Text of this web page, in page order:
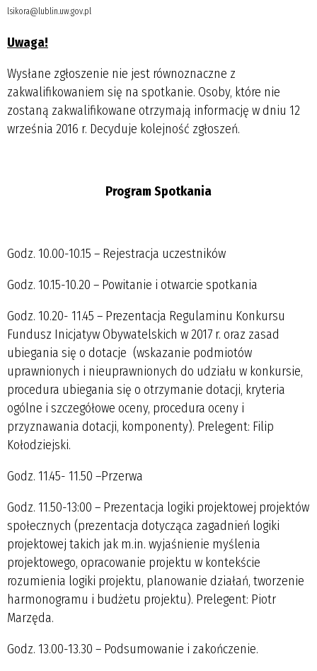
lsikora@lublin.uw.gov.pl
Uwaga!
Wysłane zgłoszenie nie jest równoznaczne z
zakwalifikowaniem się na spotkanie. Osoby, które nie
zostaną zakwalifikowane otrzymają informację w dniu 12
września 2016 r. Decyduje kolejność zgłoszeń.
Program Spotkania
Godz. 10.00-10.15 – Rejestracja uczestników
Godz. 10.15-10.20 – Powitanie i otwarcie spotkania
Godz. 10.20- 11.45 – Prezentacja Regulaminu Konkursu
Fundusz Inicjatyw Obywatelskich w 2017 r. oraz zasad
ubiegania się o dotacje (wskazanie podmiotów
uprawnionych i nieuprawnionych do udziału w konkursie,
procedura ubiegania się o otrzymanie dotacji, kryteria
ogólne i szczegółowe oceny, procedura oceny i
przyznawania dotacji, komponenty). Prelegent: Filip
Kołodziejski.
Godz. 11.45- 11.50 –Przerwa
Godz. 11.50-13:00 – Prezentacja logiki projektowej projektów
społecznych (prezentacja dotycząca zagadnień logiki
projektowej takich jak m.in. wyjaśnienie myślenia
projektowego, opracowanie projektu w kontekście
rozumienia logiki projektu, planowanie działań, tworzenie
harmonogramu i budżetu projektu). Prelegent: Piotr
Marzęda.
Godz. 13.00-13.30 – Podsumowanie i zakończenie.